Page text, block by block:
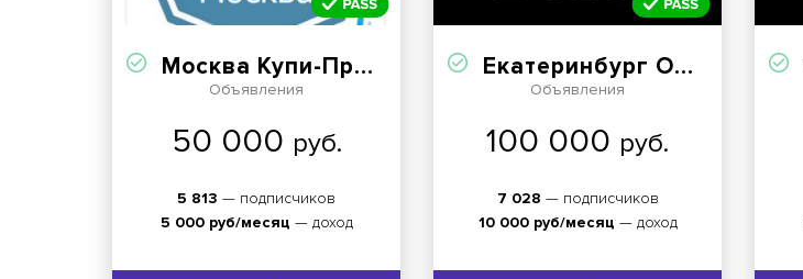
Москва Купи-Продай
Объявления
50 000 руб.
5 813 — подписчиков
5 000 руб/месяц — доход
Екатеринбург Объявления
Объявления
100 000 руб.
7 028 — подписчиков
10 000 руб/месяц — доход